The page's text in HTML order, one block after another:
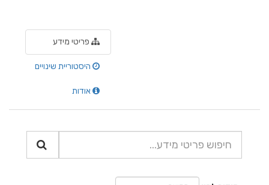
פריטי מידע
היסטוריית שינויים
אודות